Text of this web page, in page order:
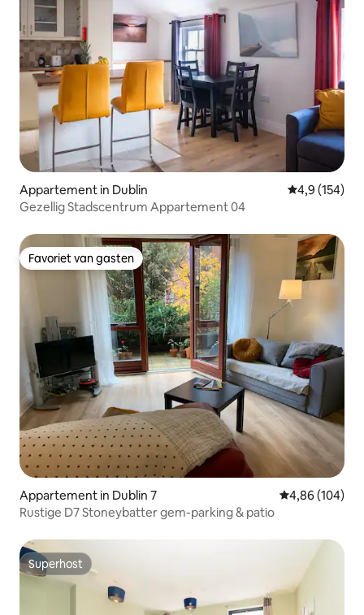
Appartement in Dublin Gemiddelde
4,9 (154)
Gezellig Stadscentrum Appartement 04
Favoriet van gasten
Favoriet van gasten
Appartement in Dublin 7 Gemiddelde
4,86 (104)
Rustige D7 Stoneybatter gem-parking & patio
Superhost
Superhost